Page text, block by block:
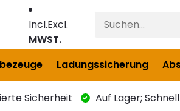
Incl.Excl.
MWST.
Ladungssicherung
Sicherheit
Auf Lager;